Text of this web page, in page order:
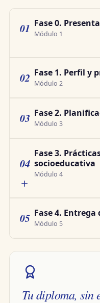
01 Fase 0.
Módulo 1
02 Fase 1. Perfil y
Módulo 2
03 Fase 2.
Módulo 3
04
Fase 3.
socioeducativa
Módulo 4
05 Fase 4.
Módulo 5
Tu diploma, sin